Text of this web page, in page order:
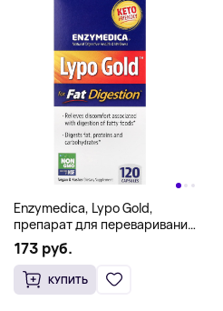
Enzymedica, Lypo Gold,
препарат для переваривания
жиров, 120 капсул
173 руб.
КУПИТЬ